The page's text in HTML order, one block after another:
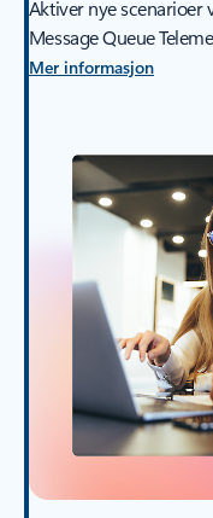
Aktiver nye scenarioer
Message Queue
Mer informasjon